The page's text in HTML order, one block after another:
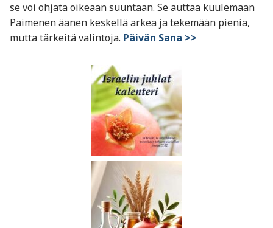
se voi ohjata oikeaan suuntaan. Se auttaa kuulemaan
Paimenen äänen keskellä arkea ja tekemään pieniä,
mutta tärkeitä valintoja. Päivän Sana >>